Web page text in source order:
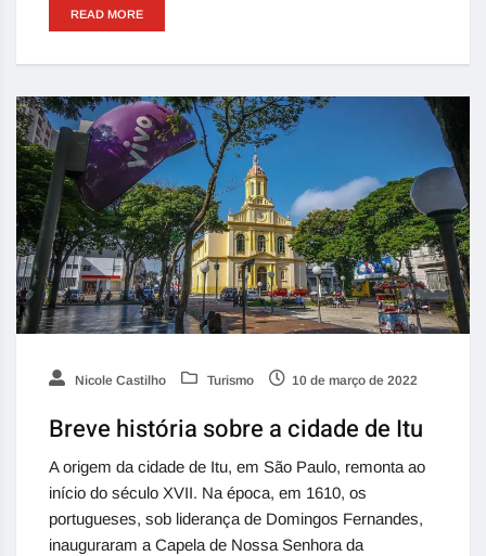
READ MORE
Nicole Castilho Turismo 10 de março de 2022
Breve história sobre a cidade de Itu
A origem da cidade de Itu, em São Paulo, remonta ao
início do século XVII. Na época, em 1610, os
portugueses, sob liderança de Domingos Fernandes,
inauguraram a Capela de Nossa Senhora da